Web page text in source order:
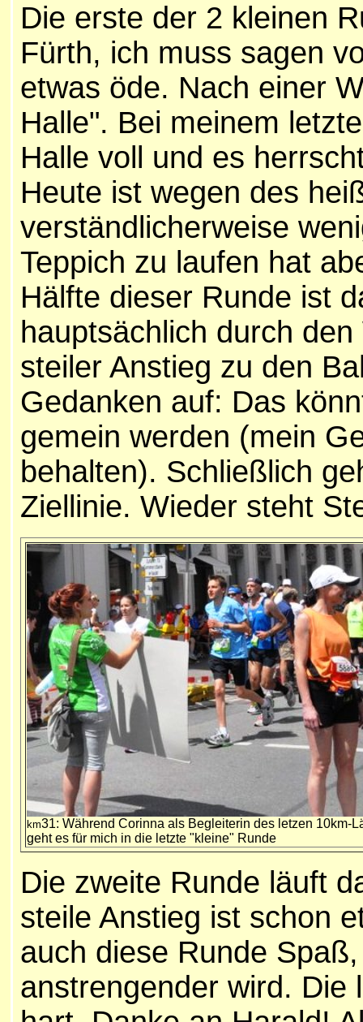
Die erste der 2 kleinen
Fürth, ich muss sagen
etwas öde. Nach einer
Halle". Bei meinem
Halle voll und es
Heute ist wegen des
verständlicherweise
Teppich zu laufen hat
Hälfte dieser Runde ist
hauptsächlich durch
steiler Anstieg zu den
Gedanken auf: Das
gemein werden (mein
behalten). Schließlich
Ziellinie. Wieder steht
km31: Während Corinna als Begleiterin des letzen 10km-
geht es für mich in die letzte "kleine" Runde
Die zweite Runde läuft
steile Anstieg ist schon
auch diese Runde
anstrengender wird. Die